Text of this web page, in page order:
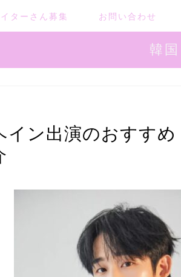
ターさん募集 お問い合わせ
韓
イン出演のおすす